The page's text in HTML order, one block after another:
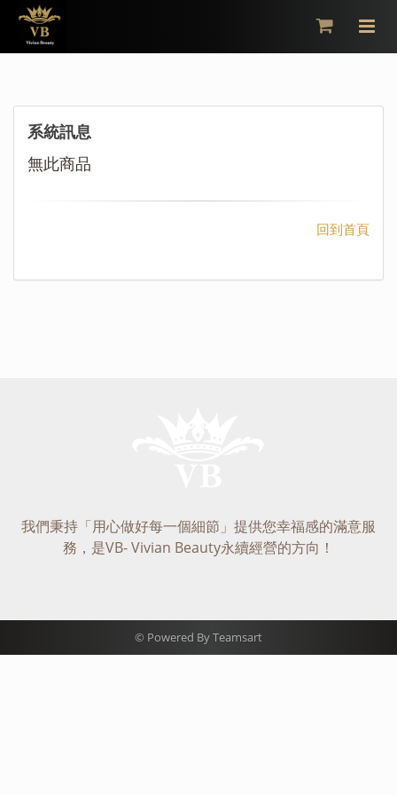
×
系統訊息
無此商品
回到首頁
我們秉持「用心做好每一個細節」提供您幸福感的滿意服
務，是VB- Vivian Beauty永續經營的方向！
© Powered By Teamsart